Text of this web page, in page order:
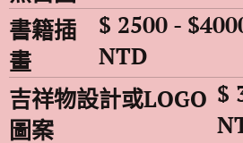
書籍插
畫
$ 2500 -
NTD
吉祥物設計或LOGO
圖案
$